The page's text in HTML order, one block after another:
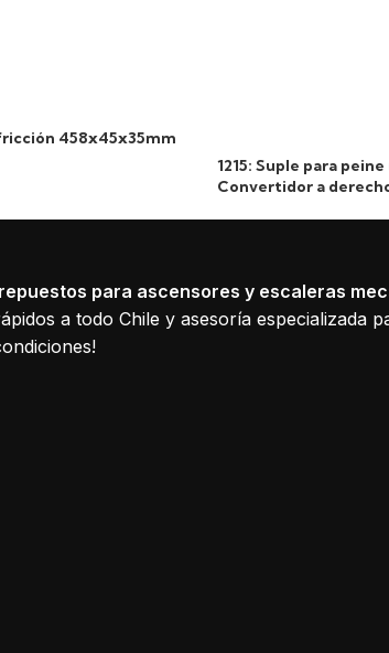
458x45x35mm
1215: Suple para
Convertidor a
repuestos para ascensores y escaleras
a todo Chile y asesoría especializada